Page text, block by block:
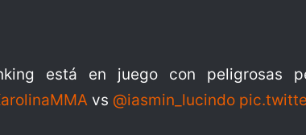
está en juego con peligrosas
vs @iasmin_lucindo